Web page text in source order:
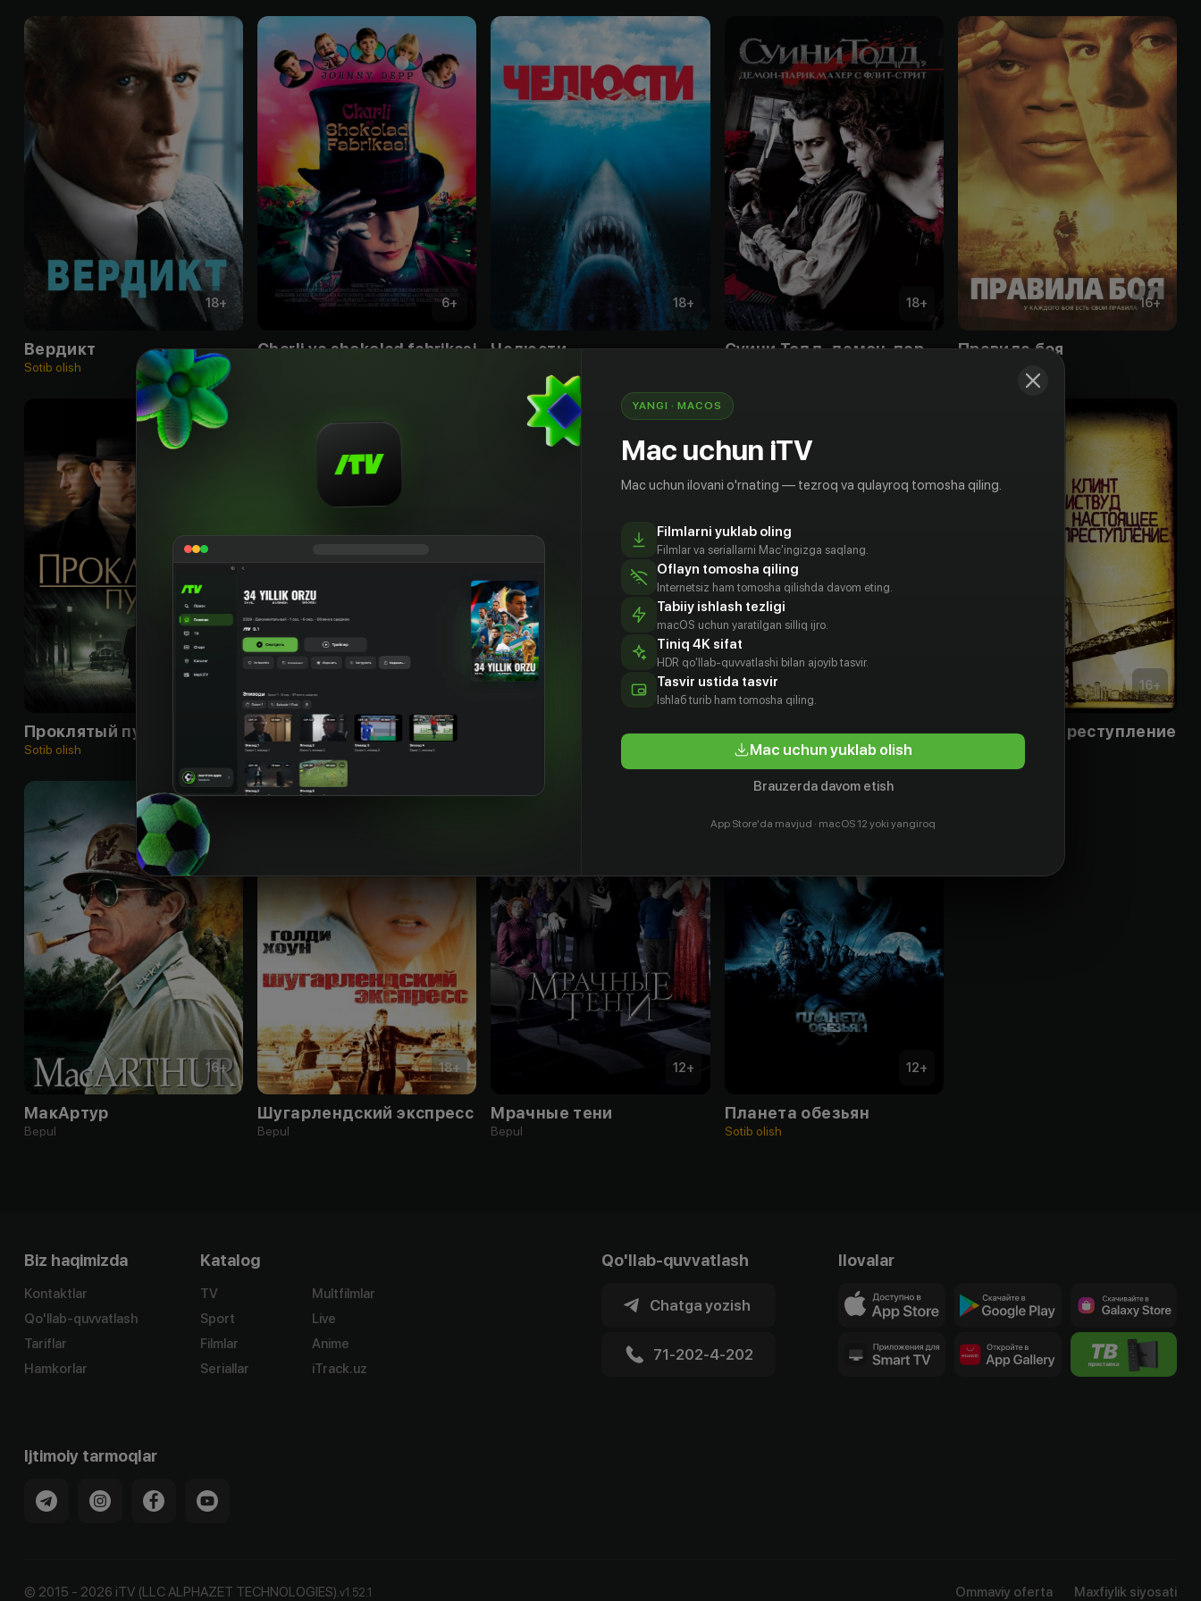
18+
Вердикт
Sotib olish
6+
Charli va shokolad fabrikasi
18+
Челюсти
18+
Суини Тодд, демон-парикмахер с Флит-стрит
16+
Правила боя
Проклятый путь
Sotib olish
Столкновение с бездной
Sotib olish
12+
Челюсти 2
Obuna
16+
Настоящее преступление
16+
МакАртур
Bepul
18+
Шугарлендский экспресс
Bepul
12+
Мрачные тени
Bepul
12+
Планета обезьян
Sotib olish
Biz haqimizda
Kontaktlar
Qo'llab-quvvatlash
Tariflar
Hamkorlar
Katalog
TV
Sport
Filmlar
Seriallar
Multfilmlar
Live
Anime
iTrack.uz
Qo'llab-quvvatlash
Chatga yozish
71-202-4-202
Ilovalar
Ijtimoiy tarmoqlar
© 2015 - 2026 iTV (LLC ALPHAZET TECHNOLOGIES).v1.52.1 Ommaviy oferta Maxfiylik siyosati
YANGI · MACOS
Mac uchun iTV
Mac uchun ilovani o'rnating — tezroq va qulayroq tomosha qiling.
Filmlarni yuklab oling
Filmlar va seriallarni Mac'ingizga saqlang.
Oflayn tomosha qiling
Internetsiz ham tomosha qilishda davom eting.
Tabiiy ishlash tezligi
macOS uchun yaratilgan silliq ijro.
Tiniq 4K sifat
HDR qo'llab-quvvatlashi bilan ajoyib tasvir.
Tasvir ustida tasvir
Ishlаб turib ham tomosha qiling.
Mac uchun yuklab olish
Brauzerda davom etish
App Store'da mavjud · macOS 12 yoki yangiroq